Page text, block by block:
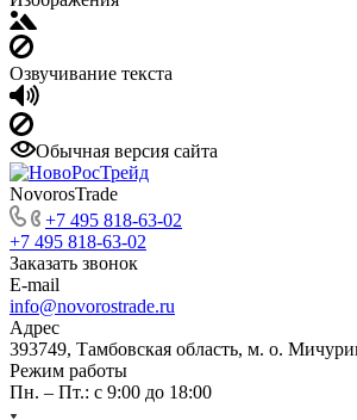
Озвучивание текста
Обычная версия сайта
NovorosTrade
+7 495 818-63-02
+7 495 818-63-02
Заказать звонок
E-mail
info@novorostrade.ru
Адрес
393749, Тамбовская область, м. о.
Режим работы
Пн. – Пт.: с 9:00 до 18:00